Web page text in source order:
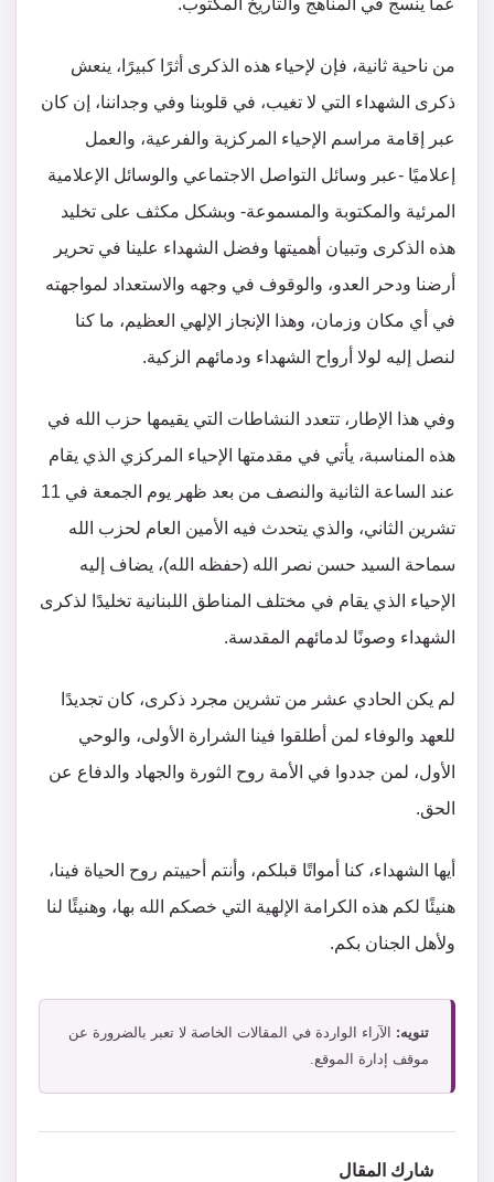
من ناحية ثانية، فإن لإحياء هذه الذكرى أثرًا كبيرًا، ينعش
ذكرى الشهداء التي لا تغيب، في قلوبنا وفي وجداننا، إن كان
عبر إقامة مراسم الإحياء المركزية والفرعية، والعمل
إعلاميًا -عبر وسائل التواصل الاجتماعي والوسائل الإعلامية
المرئية والمكتوبة والمسموعة- وبشكل مكثف على تخليد
هذه الذكرى وتبيان أهميتها وفضل الشهداء علينا في تحرير
أرضنا ودحر العدو، والوقوف في وجهه والاستعداد لمواجهته
في أي مكان وزمان، وهذا الإنجاز الإلهي العظيم، ما كنا
لنصل إليه لولا أرواح الشهداء ودمائهم الزكية.
وفي هذا الإطار، تتعدد النشاطات التي يقيمها حزب الله في
هذه المناسبة، يأتي في مقدمتها الإحياء المركزي الذي يقام
عند الساعة الثانية والنصف من بعد ظهر يوم الجمعة في 11
تشرين الثاني، والذي يتحدث فيه الأمين العام لحزب الله
سماحة السيد حسن نصر الله (حفظه الله)، يضاف إليه
الإحياء الذي يقام في مختلف المناطق اللبنانية تخليدًا لذكرى
الشهداء وصونًا لدمائهم المقدسة.
لم يكن الحادي عشر من تشرين مجرد ذكرى، كان تجديدًا
للعهد والوفاء لمن أطلقوا فينا الشرارة الأولى، والوحي
الأول، لمن جددوا في الأمة روح الثورة والجهاد والدفاع عن
الحق.
أيها الشهداء، كنا أمواتًا قبلكم، وأنتم أحييتم روح الحياة فينا،
هنيئًا لكم هذه الكرامة الإلهية التي خصكم الله بها، وهنيئًا لنا
ولأهل الجنان بكم.
تنويه: الآراء الواردة في المقالات الخاصة لا تعبر بالضرورة عن
موقف إدارة الموقع.
شارك المقال